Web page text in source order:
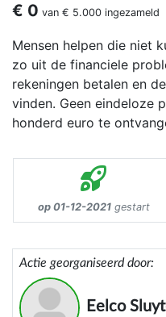
€ 0 van € 5.000 ingezameld
Mensen helpen die niet
zo uit de financiele
rekeningen betalen en
vinden. Geen eindeloze
honderd euro te
op 01-12-2021gestart
Actie georganiseerd door:
Eelco